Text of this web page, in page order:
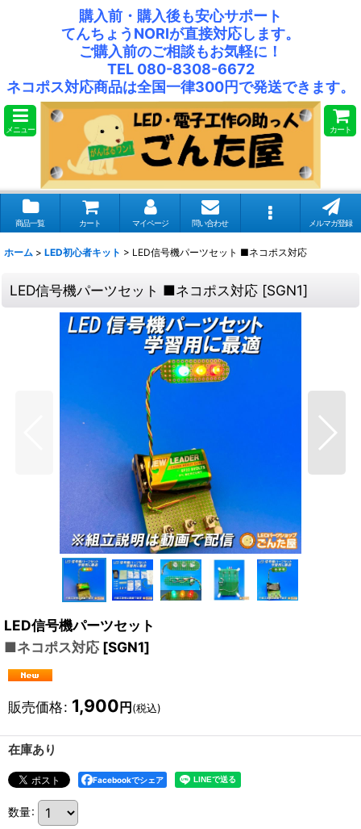
購入前・購入後も安心サポート
てんちょうNORIが直接対応します。
ご購入前のご相談もお気軽に！
TEL 080-8308-6672
ネコポス対応商品は全国一律300円で発送できます。
メニュー カート
商品一覧 カート マイページ 問い合わせ メルマガ登録
ホーム > LED初心者キット > LED信号機パーツセット ■ネコポス対応
LED信号機パーツセット ■ネコポス対応 [SGN1]
LED信号機パーツセット
■ネコポス対応 [SGN1]
販売価格: 1,900円(税込)
在庫あり
Facebookでシェア
数量: